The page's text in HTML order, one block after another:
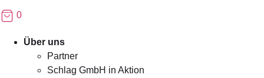
0
Menü Über uns
Partner
Schlag GmbH in Aktion